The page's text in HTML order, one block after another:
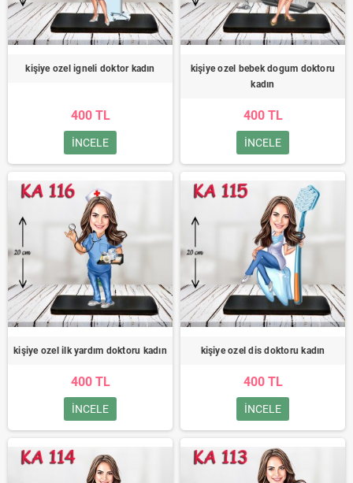
kişiye ozel igneli doktor kadın
400 TL
INCELE
kişiye ozel bebek dogum doktoru
kadın
400 TL
INCELE
kişiye ozel ilk yardım doktoru kadın
400 TL
INCELE
kişiye ozel dis doktoru kadın
400 TL
INCELE